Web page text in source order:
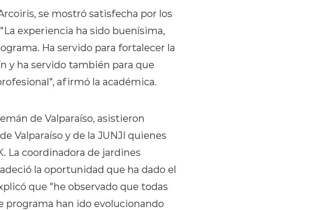
se mostró satisfecha por los
experiencia ha sido buenísima,
Ha servido para fortalecer la
y ha servido también para que
afirmó la académica.
de Valparaíso, asistieron
Valparaíso y de la JUNJI quienes
La coordinadora de jardines
la oportunidad que ha dado el
que "he observado que todas
programa han ido evolucionando